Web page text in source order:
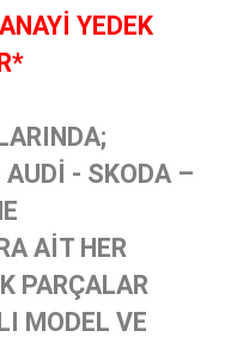
YEDEK
AUDİ - SKODA –
AİT HER
PARÇALAR
MODEL VE